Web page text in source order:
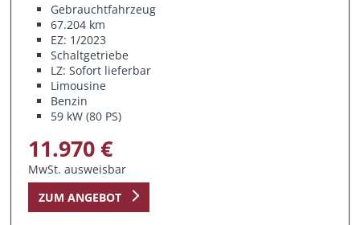
Gebrauchtfahrzeug
67.204 km
EZ: 1/2023
Schaltgetriebe
LZ: Sofort lieferbar
Limousine
Benzin
59 kW (80 PS)
11.970 €
MwSt. ausweisbar
ZUM ANGEBOT